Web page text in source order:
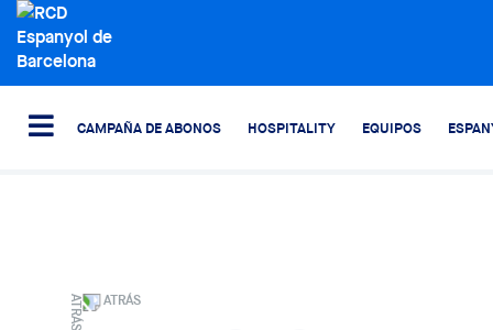
CAMPAÑA DE ABONOS HOSPITALITY EQUIPOS
ATRÁS